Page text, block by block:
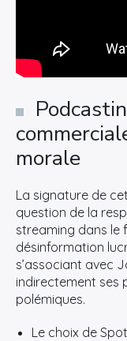
morale
La signature de
question de la
streaming dans le
désinformation
s’associant avec
indirectement ses
polémiques.
Le choix de